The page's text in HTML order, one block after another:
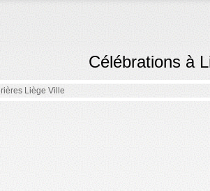
Célébrations à